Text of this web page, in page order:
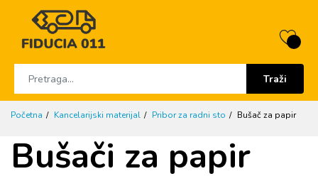
Traži
Početna Kancelarijski materijal Pribor za radni sto Bušač za papir
Bušači za papir